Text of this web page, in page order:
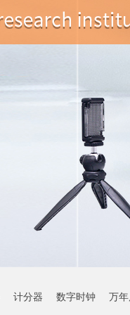
计分器 数字时钟 万